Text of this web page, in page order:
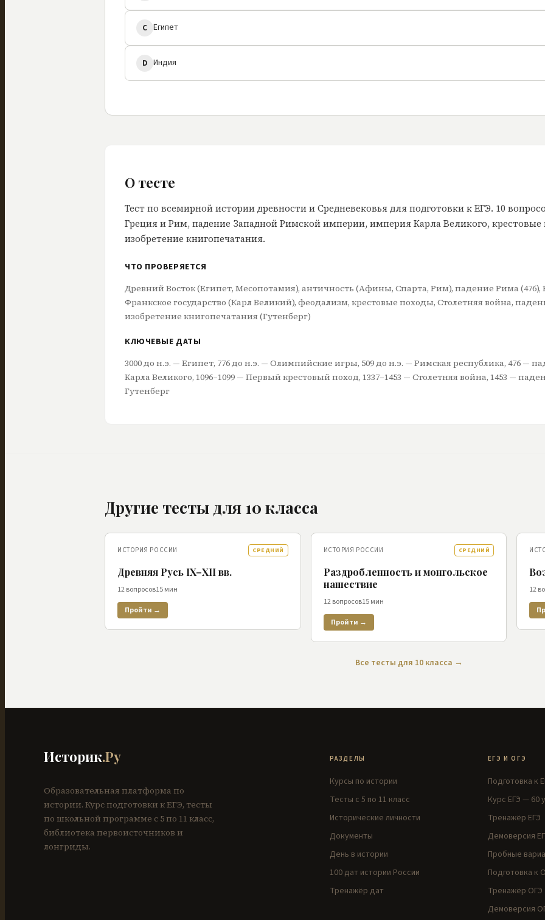
C Египет
D Индия
О тесте
Тест по всемирной истории древности и Средневековья для подготовки к ЕГЭ. 10
Греция и Рим, падение Западной Римской империи, империя Карла Великого,
изобретение книгопечатания.
ЧТО ПРОВЕРЯЕТСЯ
Древний Восток (Египет, Месопотамия), античность (Афины, Спарта, Рим), падение Рима (476),
Франкское государство (Карл Великий), феодализм, крестовые походы, Столетняя война,
изобретение книгопечатания (Гутенберг)
КЛЮЧЕВЫЕ ДАТЫ
3000 до н.э. — Египет, 776 до н.э. — Олимпийские игры, 509 до н.э. — Римская республика, 476 —
Карла Великого, 1096–1099 — Первый крестовый поход, 1337–1453 — Столетняя война, 1453 —
Гутенберг
Другие тесты для 10 класса
ИСТОРИЯ РОССИИ СРЕДНИЙ
Древняя Русь IX–XII вв.
12вопросов15мин
Пройти →
ИСТОРИЯ РОССИИ СРЕДНИЙ
Раздробленность и монгольское
нашествие
12вопросов15мин
Пройти →
12
Все тесты для 10класса →
Историк.Ру
Образовательная платформа по
истории. Курс подготовки к ЕГЭ, тесты
по школьной программе с 5 по 11 класс,
библиотека первоисточников и
лонгриды.
РАЗДЕЛЫ
Курсы по истории
Тесты с 5 по 11 класс
Исторические личности
Документы
День в истории
100 дат истории России
Тренажёр дат
ЕГЭ И ОГЭ
Подготовка к
Курс ЕГЭ — 60
Тренажёр ЕГЭ
Демоверсия
Пробные
Подготовка к
Тренажёр ОГЭ
Демоверсия